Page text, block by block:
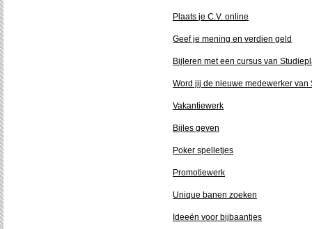
Plaats je C.V. online
Geef je mening en verdien geld
Bijleren met een cursus van
Word jij de nieuwe medewerker van
Vakantiewerk
Bijles geven
Poker spelletjes
Promotiewerk
Unique banen zoeken
Ideeën voor bijbaantjes